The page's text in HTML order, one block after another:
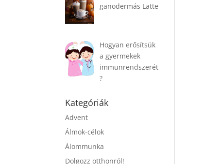
ganodermás Latte
Hogyan erősítsük
a gyermekek
immunrendszerét
?
Kategóriák
Advent
Álmok-célok
Álommunka
Dolgozz otthonról!